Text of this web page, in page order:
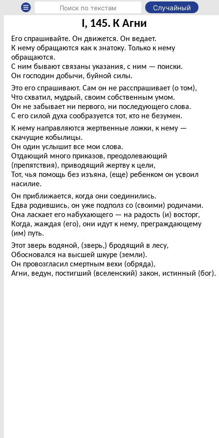
Случайный
I, 145. К Агни
Его спрашивайте. Он движется. Он ведает.
К нему обращаются как к знатоку. Только к нему
обращаются.
С ним бывают связаны указания, с ним — поиски.
Он господин добычи, буйной силы.
Это его спрашивают. Сам он не расспрашивает (о том),
Что схватил, мудрый, своим собственным умом.
Он не забывает ни первого, ни последующего слова.
С его силой духа сообразуется тот, кто не безумен.
К нему направляются жертвенные ложки, к нему —
скачущие кобылицы.
Он один услышит все мои слова.
Отдающий много приказов, преодолевающий
(препятствия), приводящий жертву к цели,
Тот, чья помощь без изъяна, (еще) ребенком он усвоил
насилие.
Он приближается, когда они соединились.
Едва родившись, он уже подполз со (своими) родичами.
Она ласкает его набухающего — на радость (и) восторг,
Когда, жаждая (его), они идут к нему, преграждающему
(им) путь.
Этот зверь водяной, (зверь,) бродящий в лесу,
Обосновался на высшей шкуре (земли).
Он провозгласил смертным вехи (обряда),
Агни, ведун, постигший (вселенский) закон, истинный (бог).